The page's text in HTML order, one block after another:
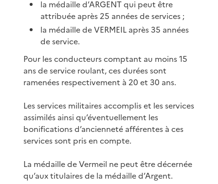
la médaille d’ARGENT qui peut être
attribuée après 25 années de services ;
la médaille de VERMEIL après 35 années
de service.
Pour les conducteurs comptant au moins 15
ans de service roulant, ces durées sont
ramenées respectivement à 20 et 30 ans.
Les services militaires accomplis et les services
assimilés ainsi qu’éventuellement les
bonifications d’ancienneté afférentes à ces
services sont pris en compte.
La médaille de Vermeil ne peut être décernée
qu’aux titulaires de la médaille d’Argent.